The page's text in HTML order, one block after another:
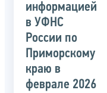
информацией
в УФНС
России по
Приморскому
краю в
феврале 2026